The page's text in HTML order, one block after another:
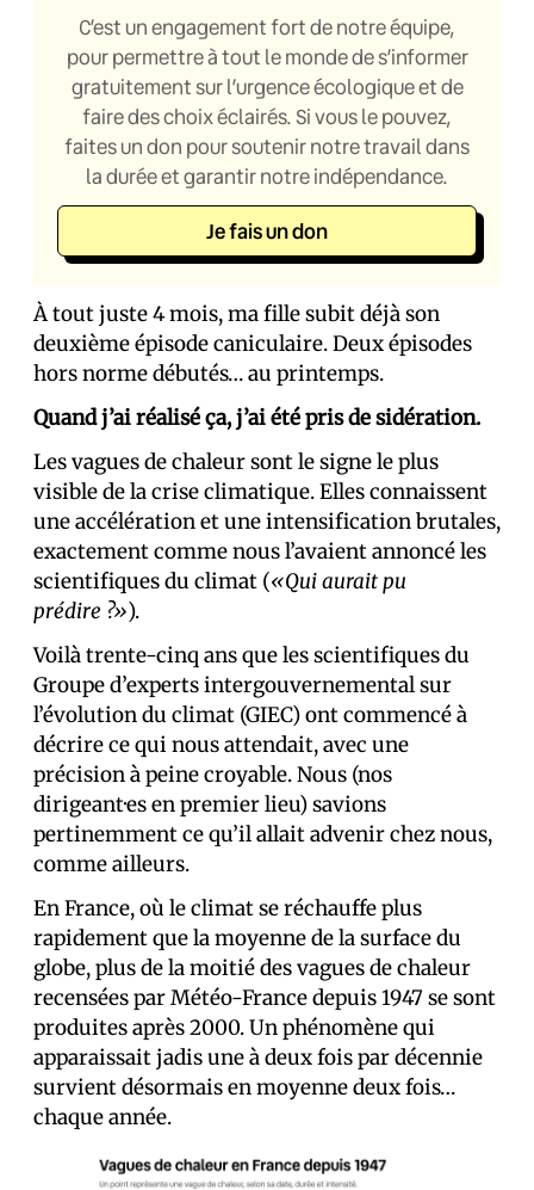
C’est un engagement fort de notre équipe,
pour permettre à tout le monde de s’informer
gratuitement sur l’urgence écologique et de
faire des choix éclairés. Si vous le pouvez,
faites un don pour soutenir notre travail dans
la durée et garantir notre indépendance.
Je fais un don
À tout juste 4 mois, ma fille subit déjà son
deuxième épisode caniculaire. Deux épisodes
hors norme débutés… au printemps.
Quand j’ai réalisé ça, j’ai été pris de sidération.
Les vagues de chaleur sont le signe le plus
visible de la crise climatique. Elles connaissent
une accélération et une intensification brutales,
exactement comme nous l’avaient annoncé les
scientifiques du climat («Qui aurait pu
prédire ?»).
Voilà trente-cinq ans que les scientifiques du
Groupe d’experts intergouvernemental sur
l’évolution du climat (GIEC) ont commencé à
décrire ce qui nous attendait, avec une
précision à peine croyable. Nous (nos
dirigeant·es en premier lieu) savions
pertinemment ce qu’il allait advenir chez nous,
comme ailleurs.
En France, où le climat se réchauffe plus
rapidement que la moyenne de la surface du
globe, plus de la moitié des vagues de chaleur
recensées par Météo-France depuis 1947 se sont
produites après 2000. Un phénomène qui
apparaissait jadis une à deux fois par décennie
survient désormais en moyenne deux fois…
chaque année.